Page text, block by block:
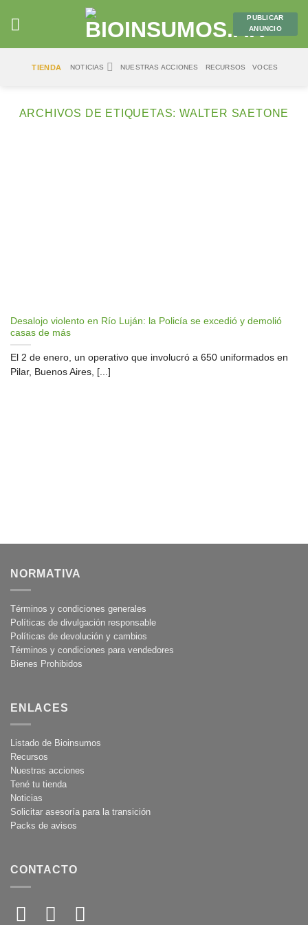
PUBLICAR
ANUNCIO
TIENDA NOTICIAS NUESTRAS ACCIONES RECURSOS VOCES
ARCHIVOS DE ETIQUETAS:WALTER SAETONE
Desalojo violento en Río Luján: la Policía se excedió y demolió
casas de más
El 2 de enero, un operativo que involucró a 650 uniformados en
Pilar, Buenos Aires, [...]
NORMATIVA
Términos y condiciones generales
Políticas de divulgación responsable
Políticas de devolución y cambios
Términos y condiciones para vendedores
Bienes Prohibidos
ENLACES
Listado de Bioinsumos
Recursos
Nuestras acciones
Tené tu tienda
Noticias
Solicitar asesoría para la transición
Packs de avisos
CONTACTO